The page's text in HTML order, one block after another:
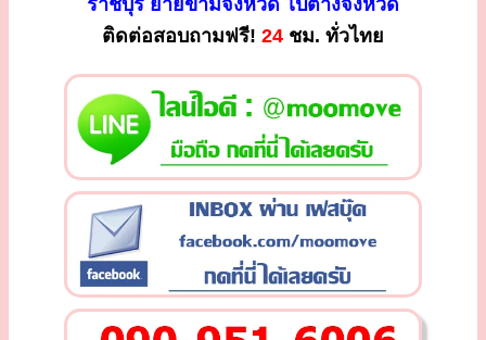
ติดต่อสอบถามฟรี! 24 ชม. ทั่วไทย